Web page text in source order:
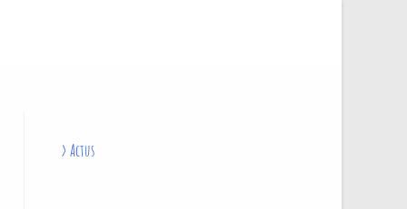
>Actus